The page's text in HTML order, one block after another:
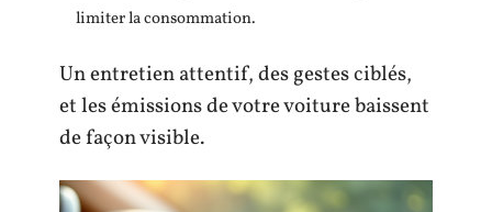
limiter la consommation.
Un entretien attentif, des gestes ciblés,
et les émissions de votre voiture baissent
de façon visible.